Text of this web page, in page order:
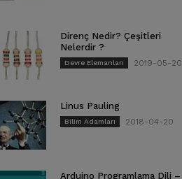
Direnç Nedir? Çeşitleri
Nelerdir ?
Devre Elemanları 2019-05-20
Linus Pauling
Bilim Adamları 2018-04-20
Arduino Programlama Dili –